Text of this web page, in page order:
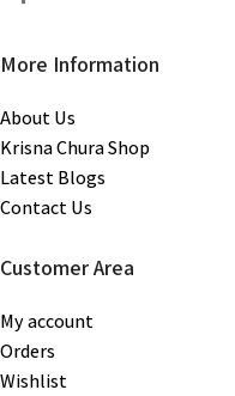
More Information
About Us
Krisna Chura Shop
Latest Blogs
Contact Us
Customer Area
My account
Orders
Wishlist